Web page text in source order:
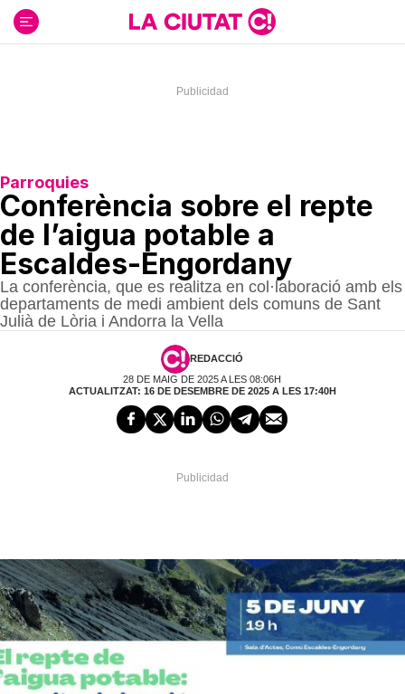
contenido
Parroquies
Conferència sobre el repte
de l’aigua potable a
Escaldes-Engordany
La conferència, que es realitza en col·laboració amb els
departaments de medi ambient dels comuns de Sant
Julià de Lòria i Andorra la Vella
REDACCIÓ
28 DE MAIG DE 2025 A LES 08:06H
ACTUALITZAT: 16 DE DESEMBRE DE 2025 A LES 17:40H